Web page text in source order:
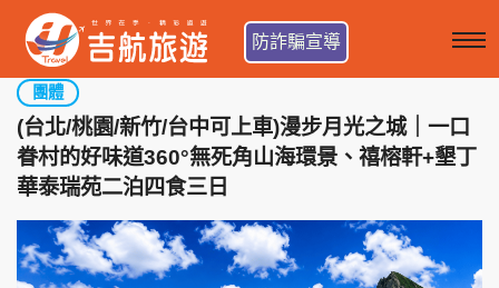
防詐騙宣導
團體
(台北/桃園/新竹/台中可上車)漫步月光之城｜一口
眷村的好味道360°無死角山海環景、禧榕軒+墾丁
華泰瑞苑二泊四食三日